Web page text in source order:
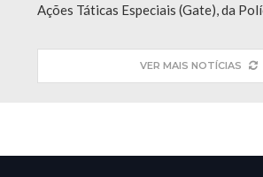
Ações Táticas Especiais (Gate), da
VER MAIS NOTÍCIAS